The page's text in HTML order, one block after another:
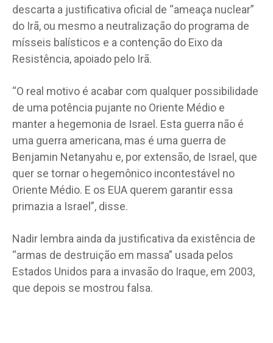
descarta a justificativa oficial de “ameaça nuclear”
do Irã, ou mesmo a neutralização do programa de
mísseis balísticos e a contenção do Eixo da
Resistência, apoiado pelo Irã.
“O real motivo é acabar com qualquer possibilidade
de uma potência pujante no Oriente Médio e
manter a hegemonia de Israel. Esta guerra não é
uma guerra americana, mas é uma guerra de
Benjamin Netanyahu e, por extensão, de Israel, que
quer se tornar o hegemônico incontestável no
Oriente Médio. E os EUA querem garantir essa
primazia a Israel”, disse.
Nadir lembra ainda da justificativa da existência de
“armas de destruição em massa” usada pelos
Estados Unidos para a invasão do Iraque, em 2003,
que depois se mostrou falsa.